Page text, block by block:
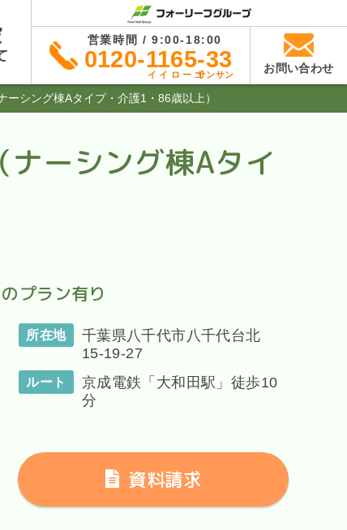
営業時間 / 9:00-18:00
0120-1165-33
イイローゴサンサン お問い合わせ
シング棟Aタイプ・介護1・86歳以上）
ーシング棟Aタイ
プラン有り
所在地
千葉県八千代市八千代台北
15-19-27
ルート
京成電鉄「大和田駅」徒歩10
分
資料請求